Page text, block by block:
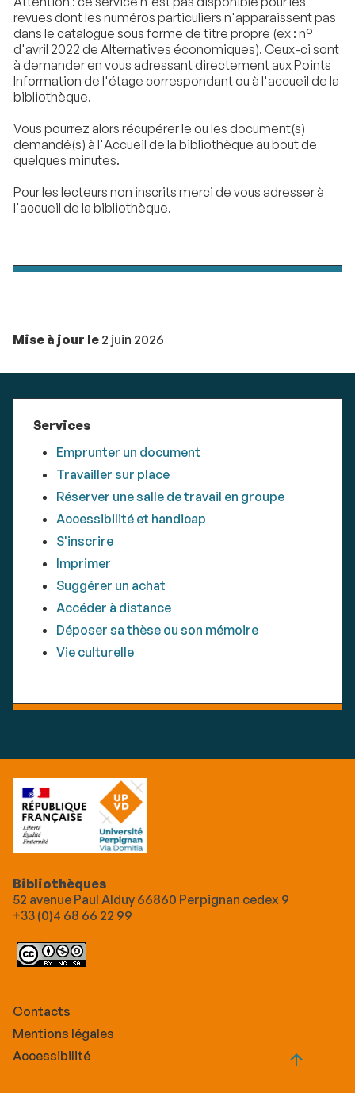
revues dont les numéros particuliers n'apparaissent pas
dans le catalogue sous forme de titre propre (ex : n°
d'avril 2022 de Alternatives économiques). Ceux-ci sont
à demander en vous adressant directement aux Points
Information de l'étage correspondant ou à l'accueil de la
bibliothèque.
Vous pourrez alors récupérer le ou les document(s)
demandé(s) à l'Accueil de la bibliothèque au bout de
quelques minutes.
Pour les lecteurs non inscrits merci de vous adresser à
l'accueil de la bibliothèque.
Mise à jour le 2 juin 2026
Services
Emprunter un document
Travailler sur place
Réserver une salle de travail en groupe
Accessibilité et handicap
S'inscrire
Imprimer
Suggérer un achat
Accéder à distance
Déposer sa thèse ou son mémoire
Vie culturelle
Bibliothèques
52 avenue Paul Alduy 66860 Perpignan cedex 9
+33 (0)4 68 66 22 99
Contacts
Mentions légales
Accessibilité